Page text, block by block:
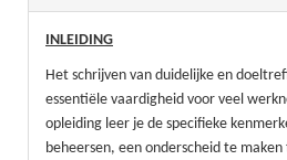
INLEIDING
Het schrijven van duidelijke en
essentiële vaardigheid voor veel
opleiding leer je de specifieke
beheersen, een onderscheid te